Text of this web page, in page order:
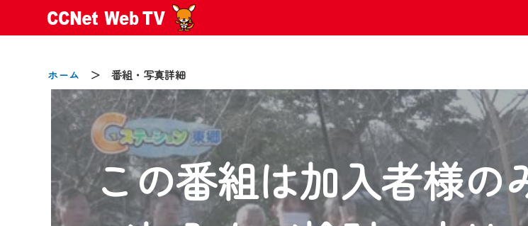
ホーム ＞ 番組・写真詳細
この番組は加入者様の
お知ら
2024/09/02
動画配信サービス『CCNet Web TV』は2024年9月24日からリニューア
【変更点】